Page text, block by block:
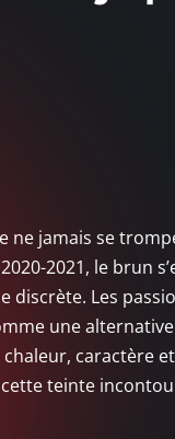
ne jamais se
2021, le brun
discrète. Les
une
caractère
teinte